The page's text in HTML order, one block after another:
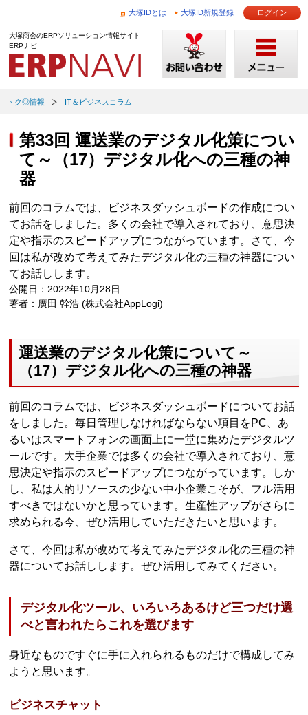
大塚IDとは 大塚ID新規登録 ログイン
大塚商会のERPソリューション情報サイト
ERPナビ
トク◎情報 IT＆ビジネスコラム
第33回 運送業のデジタル化策につい
て～（17）デジタル化への三種の神
器
前回のコラムでは、ビジネスダッシュボードの作成につい
てお話をしました。多くの会社で導入されており、意思決
定や指示のスピードアップにつながっています。さて、今
回は私が改めて考えてみたデジタル化の三種の神器につい
てお話しします。
公開日：2022年10月28日
著者：廣田 幹浩 (株式会社AppLogi)
運送業のデジタル化策について～
（17）デジタル化への三種の神器
前回のコラムでは、ビジネスダッシュボードについてお話
をしました。毎日管理しなければならない項目をPC、あ
るいはスマートフォンの画面上に一堂に集めたデジタルツ
ールです。大手企業では多くの会社で導入されており、意
思決定や指示のスピードアップにつながっています。しか
し、私は人的リソースの少ない中小企業こそが、フル活用
すべきではないかと思っています。生産性アップがさらに
求められる今、ぜひ活用していただきたいと思います。
さて、今回は私が改めて考えてみたデジタル化の三種の神
器についてお話しします。ぜひ活用してみてください。
デジタル化ツール、いろいろあるけど三つだけ選
べと言われたらこれを選びます
身近なものですぐに手に入れられるものだけで構成してみ
ようと思います。
ビジネスチャット